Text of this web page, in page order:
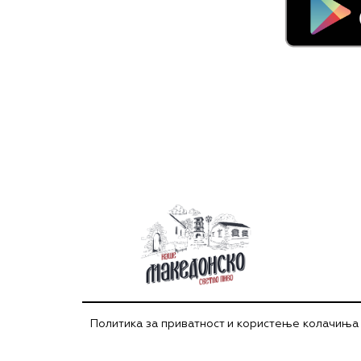
Политика за приватност и користење колачиња